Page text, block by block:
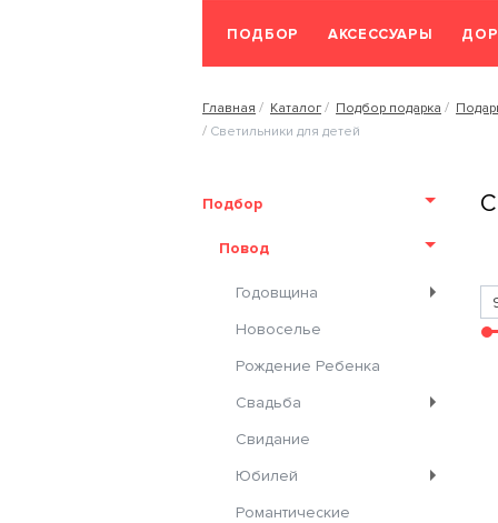
ПОДБОР АКСЕССУАРЫ
Главная Каталог Подбор подарка
Светильники для детей
Подбор
Повод
Годовщина
Новоселье
Рождение Ребенка
Свадьба
Свидание
Юбилей
Романтические